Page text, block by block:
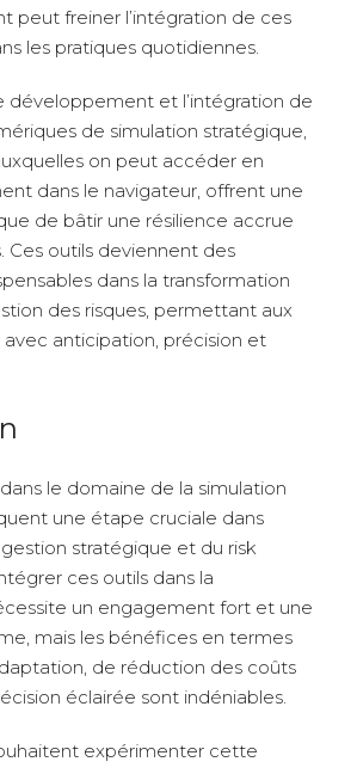
peut freiner l’intégration de ces
les pratiques quotidiennes.
développement et l’intégration de
de simulation stratégique,
on peut accéder en
dans le navigateur, offrent une
de bâtir une résilience accrue
Ces outils deviennent des
dans la transformation
des risques, permettant aux
avec anticipation, précision et
le domaine de la simulation
une étape cruciale dans
gestion stratégique et du risk
ces outils dans la
un engagement fort et une
mais les bénéfices en termes
de réduction des coûts
éclairée sont indéniables.
expérimenter cette